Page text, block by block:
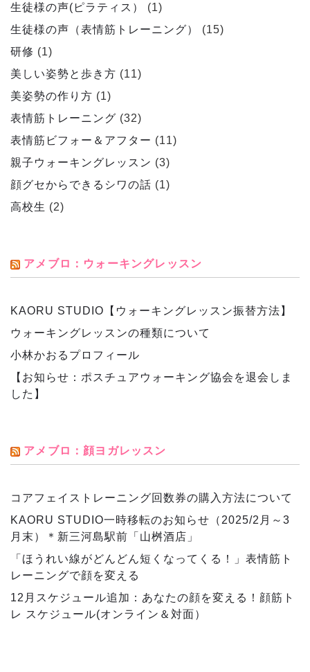
生徒様の声(ピラティス）
(1)
生徒様の声（表情筋トレーニング）
(15)
研修 (1)
美しい姿勢と歩き方 (11)
美姿勢の作り方 (1)
表情筋トレーニング (32)
表情筋ビフォー＆アフター (11)
親子ウォーキングレッスン (3)
顔グセからできるシワの話 (1)
高校生 (2)
アメブロ：ウォーキングレッスン
KAORU STUDIO【ウォーキングレッスン振替方法】
ウォーキングレッスンの種類について
小林かおるプロフィール
【お知らせ：ポスチュアウォーキング協会を退会しま
した】
アメブロ：顔ヨガレッスン
コアフェイストレーニング回数券の購入方法について
KAORU STUDIO一時移転のお知らせ（2025/2月～3
月末）＊新三河島駅前「山桝酒店」
「ほうれい線がどんどん短くなってくる！」表情筋ト
レーニングで顔を変える
12月スケジュール追加：あなたの顔を変える！顔筋ト
レ スケジュール(オンライン＆対面）